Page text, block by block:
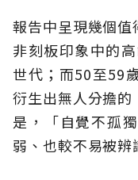
報告中呈現幾個
非刻板印象中的
世代；而50至59
衍生出無人分擔
是，「自覺不孤
弱、也較不易被辨